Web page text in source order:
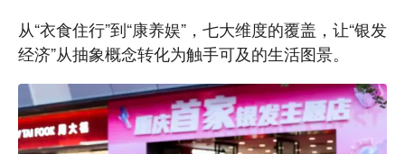
从“衣食住行”到“康养娱”，七大维度的覆盖，让“银发
经济”从抽象概念转化为触手可及的生活图景。